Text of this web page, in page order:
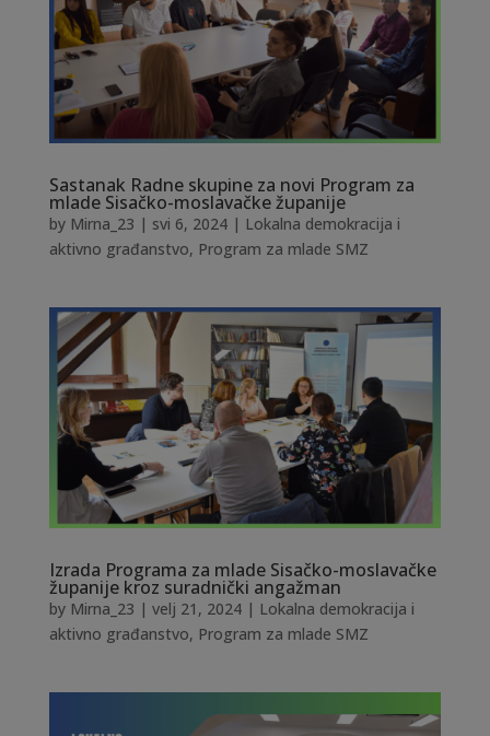
Sastanak Radne skupine za novi Program za
mlade Sisačko-moslavačke županije
by Mirna_23 | svi 6, 2024| Lokalna demokracija i
aktivno građanstvo, Program za mlade SMZ
Izrada Programa za mlade Sisačko-moslavačke
županije kroz suradnički angažman
by Mirna_23 | velj 21, 2024| Lokalna demokracija i
aktivno građanstvo, Program za mlade SMZ